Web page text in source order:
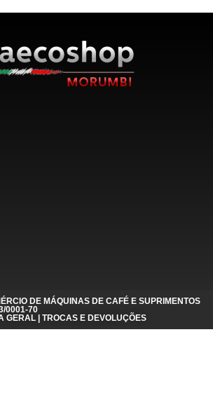
DE MÁQUINAS DE CAFÉ E SUPRIMENTOS
0001-70
GERAL | TROCAS E DEVOLUÇÕES